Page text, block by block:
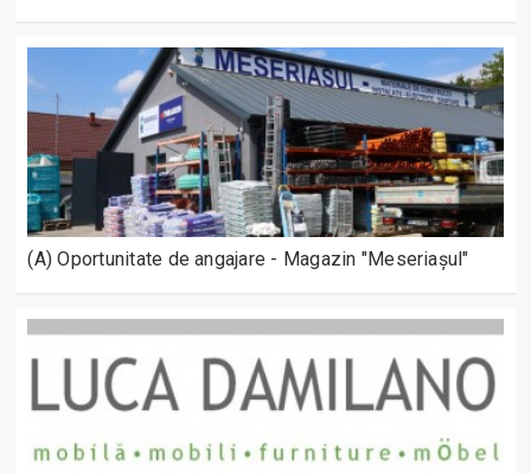
(A) Oportunitate de angajare - Magazin "Meseriașul"